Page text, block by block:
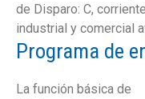
de Disparo: C,
industrial y comercial
Programa de
La función básica de